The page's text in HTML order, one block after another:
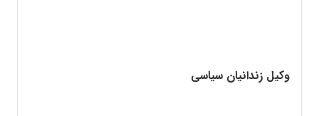
وکیل زندانیان سیاسی